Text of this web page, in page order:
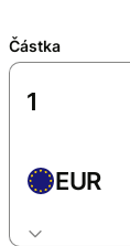
Částka
EUR